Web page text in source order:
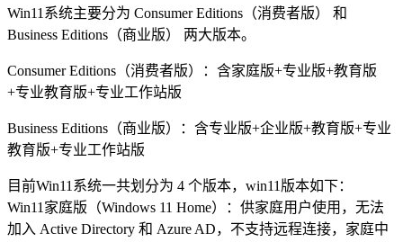
Win11系统主要分为 Consumer Editions（消费者版） 和
Business Editions（商业版） 两大版本。
Consumer Editions（消费者版）：含家庭版+专业版+教育版
+专业教育版+专业工作站版
Business Editions（商业版）：含专业版+企业版+教育版+专业
教育版+专业工作站版
目前Win11系统一共划分为 4 个版本，win11版本如下：
Win11家庭版（Windows 11 Home）：供家庭用户使用，无法
加入 Active Directory 和 Azure AD，不支持远程连接，家庭中